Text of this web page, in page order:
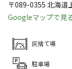
〒089-0355 北海道
Googleマップで見
灰捨て場
駐車場